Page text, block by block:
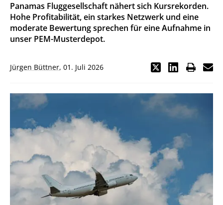
Panamas Fluggesellschaft nähert sich Kursrekorden.
Hohe Profitabilität, ein starkes Netzwerk und eine
moderate Bewertung sprechen für eine Aufnahme in
unser PEM-Musterdepot.
Jürgen Büttner, 01. Juli 2026